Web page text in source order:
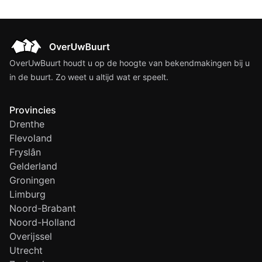
OverUwBuurt houdt u op de hoogte van bekendmakingen bij u
in de buurt. Zo weet u altijd wat er speelt.
Provincies
Drenthe
Flevoland
Fryslân
Gelderland
Groningen
Limburg
Noord-Brabant
Noord-Holland
Overijssel
Utrecht